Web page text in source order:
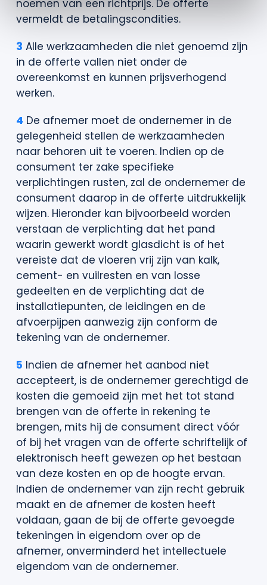
noemen van een richtprijs. De offerte
vermeldt de betalingscondities.
3 Alle werkzaamheden die niet genoemd zijn
in de offerte vallen niet onder de
overeenkomst en kunnen prijsverhogend
werken.
4 De afnemer moet de ondernemer in de
gelegenheid stellen de werkzaamheden
naar behoren uit te voeren. Indien op de
consument ter zake specifieke
verplichtingen rusten, zal de ondernemer de
consument daarop in de offerte uitdrukkelijk
wijzen. Hieronder kan bijvoorbeeld worden
verstaan de verplichting dat het pand
waarin gewerkt wordt glasdicht is of het
vereiste dat de vloeren vrij zijn van kalk,
cement- en vuilresten en van losse
gedeelten en de verplichting dat de
installatiepunten, de leidingen en de
afvoerpijpen aanwezig zijn conform de
tekening van de ondernemer.
5 Indien de afnemer het aanbod niet
accepteert, is de ondernemer gerechtigd de
kosten die gemoeid zijn met het tot stand
brengen van de offerte in rekening te
brengen, mits hij de consument direct vóór
of bij het vragen van de offerte schriftelijk of
elektronisch heeft gewezen op het bestaan
van deze kosten en op de hoogte ervan.
Indien de ondernemer van zijn recht gebruik
maakt en de afnemer de kosten heeft
voldaan, gaan de bij de offerte gevoegde
tekeningen in eigendom over op de
afnemer, onverminderd het intellectuele
eigendom van de ondernemer.